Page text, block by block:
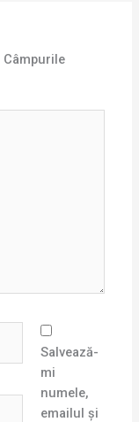
Câmpurile
Salvează-
mi
numele,
emailul și